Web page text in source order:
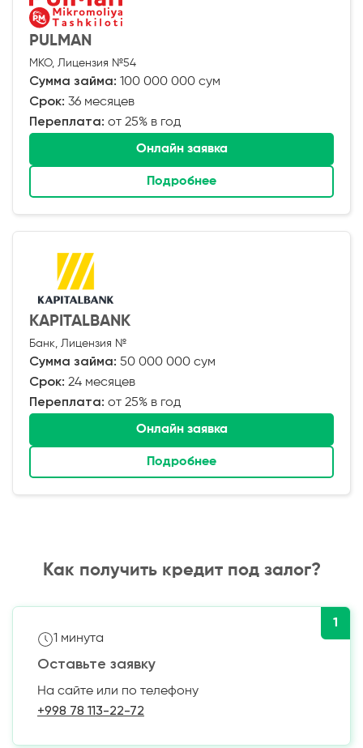
PULMAN
МКО, Лицензия №54
Сумма займа: 100 000 000 сум
Срок: 36 месяцев
Переплата: от 25% в год
Онлайн заявка
Подробнее
KAPITALBANK
Банк, Лицензия №
Сумма займа: 50 000 000 сум
Срок: 24 месяцев
Переплата: от 25% в год
Онлайн заявка
Подробнее
Как получить кредит под залог?
1
1 минута
Оставьте заявку
На сайте или по телефону
+998 78 113-22-72